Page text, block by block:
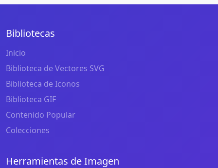
Bibliotecas
Inicio
Biblioteca de Vectores SVG
Biblioteca de Iconos
Biblioteca GIF
Contenido Popular
Colecciones
Herramientas de Imagen